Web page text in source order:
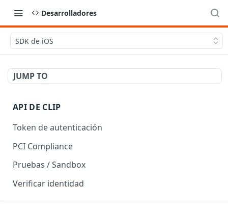
Desarrolladores
SDK de iOS
JUMP TO
API DE CLIP
Token de autenticación
PCI Compliance
Pruebas / Sandbox
Verificar identidad